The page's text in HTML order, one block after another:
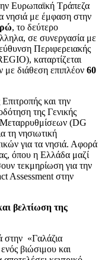
Ευρωπαϊκή Τράπεζα
νησιά με έμφαση στην
, το δεύτερο
σε συνεργασία με
Περιφερειακής
καταρτίζεται
διάθεση επιπλέον 60
και την
της Γενικής
Μεταρρυθμίσεων (DG
τη νησιωτική
για τα νησιά. Αφορά
όπου η Ελλάδα μαζί
τεκμηρίωση για την
Assessment στην
βελτίωση της
στην «Γαλάζια
βιώσιμου και